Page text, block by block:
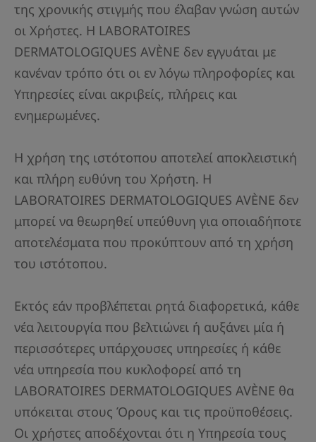
της χρονικής στιγμής που έλαβαν γνώση αυτών
οι Χρήστες. Η LABORATOIRES
DERMATOLOGIQUES AVÈNE δεν εγγυάται με
κανέναν τρόπο ότι οι εν λόγω πληροφορίες και
Υπηρεσίες είναι ακριβείς, πλήρεις και
ενημερωμένες.
Η χρήση της ιστότοπου αποτελεί αποκλειστική
και πλήρη ευθύνη του Χρήστη. Η
LABORATOIRES DERMATOLOGIQUES AVÈNE δεν
μπορεί να θεωρηθεί υπεύθυνη για οποιαδήποτε
αποτελέσματα που προκύπτουν από τη χρήση
του ιστότοπου.
Εκτός εάν προβλέπεται ρητά διαφορετικά, κάθε
νέα λειτουργία που βελτιώνει ή αυξάνει μία ή
περισσότερες υπάρχουσες υπηρεσίες ή κάθε
νέα υπηρεσία που κυκλοφορεί από τη
LABORATOIRES DERMATOLOGIQUES AVÈNE θα
υπόκειται στους Όρους και τις προϋποθέσεις.
Οι χρήστες αποδέχονται ότι η Υπηρεσία τους